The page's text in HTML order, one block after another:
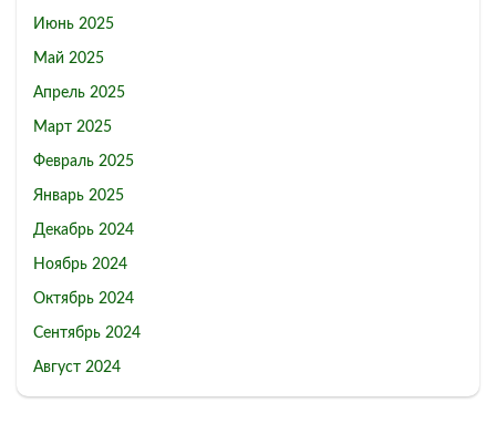
Июнь 2025
Май 2025
Апрель 2025
Март 2025
Февраль 2025
Январь 2025
Декабрь 2024
Ноябрь 2024
Октябрь 2024
Сентябрь 2024
Август 2024